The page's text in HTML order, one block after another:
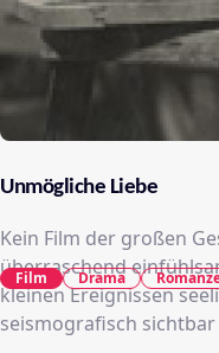
Unmögliche Liebe
Kein Film der großen
überraschend
kleinen Ereignissen
seismografisch
Film Drama